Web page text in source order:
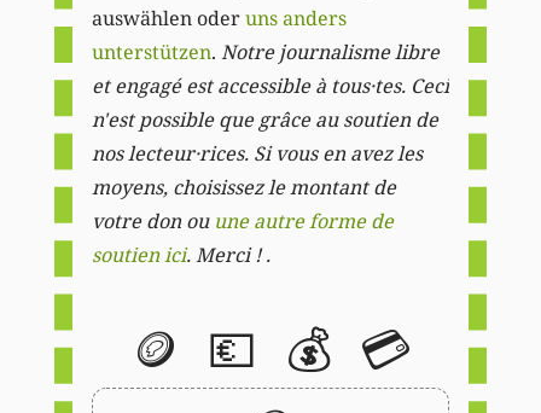
auswählen oderuns anders
unterstützen. Notre journalisme libre
et engagé est accessible à tous·tes. Ceci
n'est possible que grâce au soutien de
nos lecteur·rices. Si vous en avez les
moyens, choisissez le montant de
votre don ou une autre forme de
soutien ici. Merci ! .
🪙 💶 💰 💳